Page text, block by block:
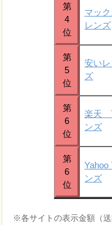
第
4
位
マック
レンズ
第
5
位
安い
ズ
第
6
位
楽天
ンズ
第
6
位
Yahoo
ンズ
※各サイトの表示金額（